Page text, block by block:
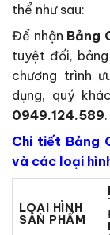
thể như sau:
Để nhận Bảng
tuyệt đối,
chương trình
dụng, quý
0949.124.589.
Chi tiết Bảng
và các loại
LOẠI HÌNH
SẢN PHẨM